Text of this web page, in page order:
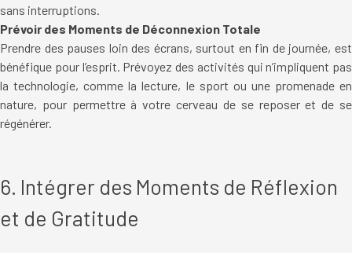
sans interruptions.
Prévoir des Moments de Déconnexion Totale
Prendre des pauses loin des écrans, surtout en fin de journée, est
bénéfique pour l’esprit. Prévoyez des activités qui n’impliquent pas
la technologie, comme la lecture, le sport ou une promenade en
nature, pour permettre à votre cerveau de se reposer et de se
régénérer.
6. Intégrer des Moments de Réflexion
et de Gratitude